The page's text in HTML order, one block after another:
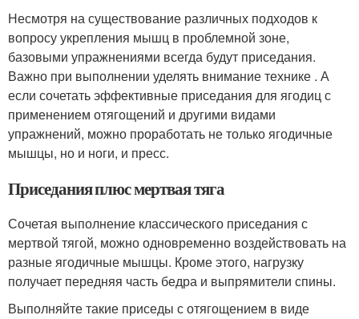
Несмотря на существование различных подходов к
вопросу укрепления мышц в проблемной зоне,
базовыми упражнениями всегда будут приседания.
Важно при выполнении уделять внимание технике . А
если сочетать эффективные приседания для ягодиц с
применением отягощений и другими видами
упражнений, можно проработать не только ягодичные
мышцы, но и ноги, и пресс.
Приседания плюс мертвая тяга
Сочетая выполнение классического приседания с
мертвой тягой, можно одновременно воздействовать на
разные ягодичные мышцы. Кроме этого, нагрузку
получает передняя часть бедра и выпрямители спины.
Выполняйте такие приседы с отягощением в виде